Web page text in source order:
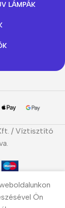
LÁMPÁK
/ Víztisztító
Ön